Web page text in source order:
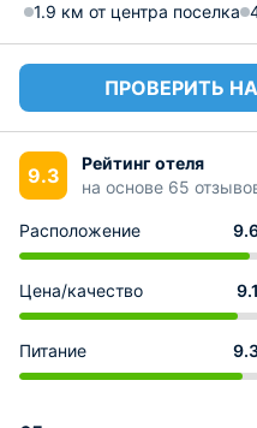
1.9 км от центра поселка
ПРОВЕРИТЬ
9.3
Рейтинг отеля
на основе 65
Расположение
Цена/качество 9.1
Питание